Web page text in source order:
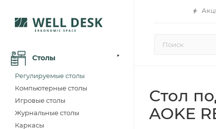
Столы
Регулируемые столы
Компьютерные столы
Игровые столы
Журнальные столы
Каркасы
Стол
AOKE